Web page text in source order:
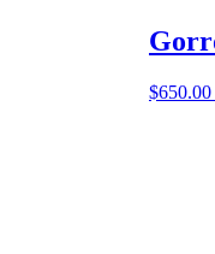
$650.00